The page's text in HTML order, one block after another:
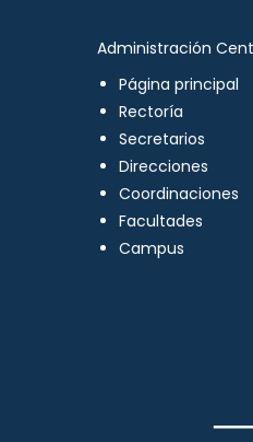
Administración
Página principal
Rectoría
Secretarios
Direcciones
Coordinaciones
Facultades
Campus